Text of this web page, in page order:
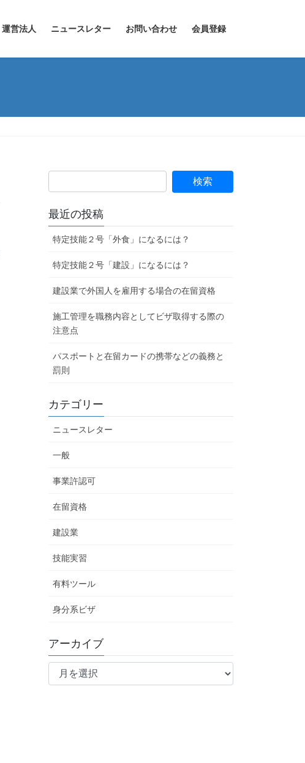
運営法人 ニュースレター お問い合わせ 会員登録
最近の投稿
特定技能２号「外食」になるには？
特定技能２号「建設」になるには？
建設業で外国人を雇用する場合の在留資格
施工管理を職務内容としてビザ取得する際の
注意点
パスポートと在留カードの携帯などの義務と
罰則
カテゴリー
ニュースレター
一般
事業許認可
在留資格
建設業
技能実習
有料ツール
身分系ビザ
アーカイブ
ア